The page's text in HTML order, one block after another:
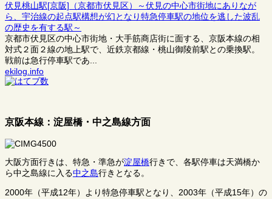
伏見桃山駅[京阪]（京都市伏見区）～伏見の中心市街地にありなが
ら、宇治線の起点駅構想が幻となり特急停車駅の地位を逃した波乱
の歴史を有する駅～
京都市伏見区の中心市街地・大手筋商店街に面する、京阪本線の相
対式２面２線の地上駅で、近鉄京都線・桃山御陵前駅との乗換駅。
戦前は急行停車駅であ...
ekilog.info
京阪本線：淀屋橋・中之島線方面
大阪方面行きは、特急・準急が淀屋橋行きで、各駅停車は天満橋か
ら中之島線に入る中之島行きとなる。
2000年（平成12年）より特急停車駅となり、2003年（平成15年）の